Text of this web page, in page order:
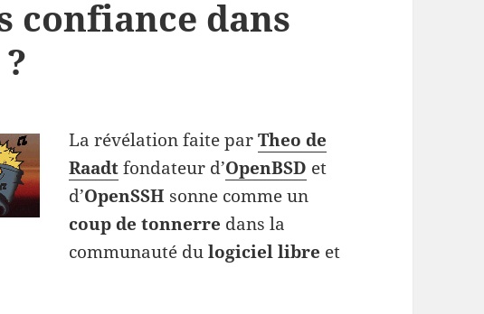
confiance dans
La révélation faite parTheo de
Raadtfondateur d’OpenBSD et
d’OpenSSH sonne comme un
coup de tonnerre dans la
communauté dulogiciel libre et